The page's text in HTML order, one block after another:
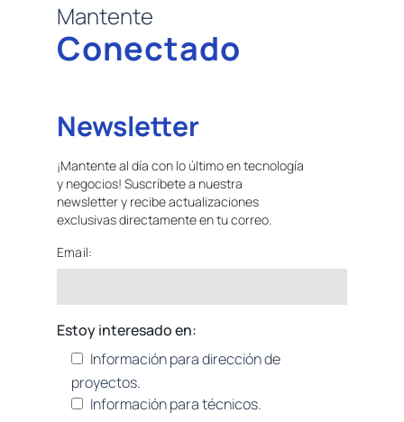
Mantente
Conectado
Newsletter
¡Mantente al día con lo último en tecnología
y negocios! Suscríbete a nuestra
newsletter y recibe actualizaciones
exclusivas directamente en tu correo.
Email:
Estoy interesado en:
Información para dirección de
proyectos.
Información para técnicos.